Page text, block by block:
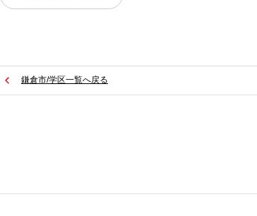
鎌倉市/学区一覧へ戻る